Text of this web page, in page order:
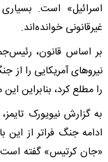
اسرائیل» است.
غیرقانونی خوانده‌اند.
را مطلع کرد، بنابراین
به گزارش نیویورک
ادامه جنگ فراتر از این